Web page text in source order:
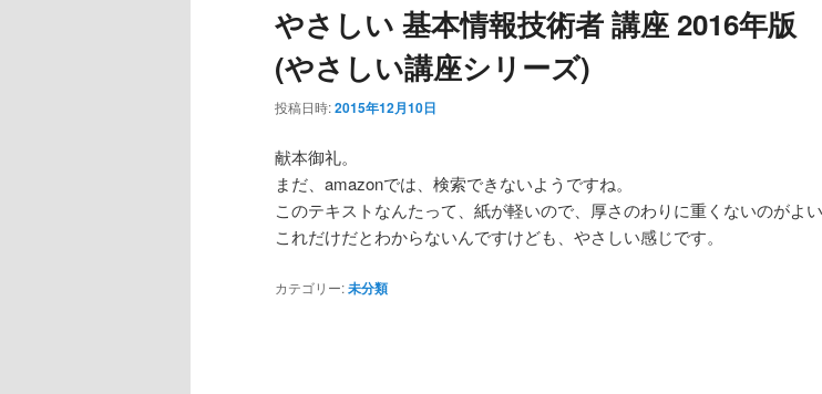
やさしい 基本情報技術者 講座 2016年版
(やさしい講座シリーズ)
投稿日時:2015年12月10日
献本御礼。
まだ、amazonでは、検索できないようですね。
このテキストなんたって、紙が軽いので、厚さのわりに重くないのがよい
これだけだとわからないんですけども、やさしい感じです。
カテゴリー:未分類